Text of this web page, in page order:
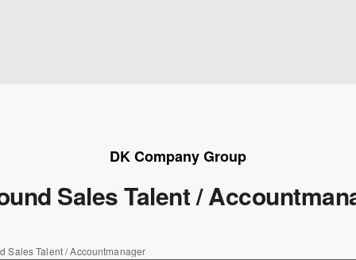
DK Company Group
Sales Talent /
Sales Talent / Accountmanager